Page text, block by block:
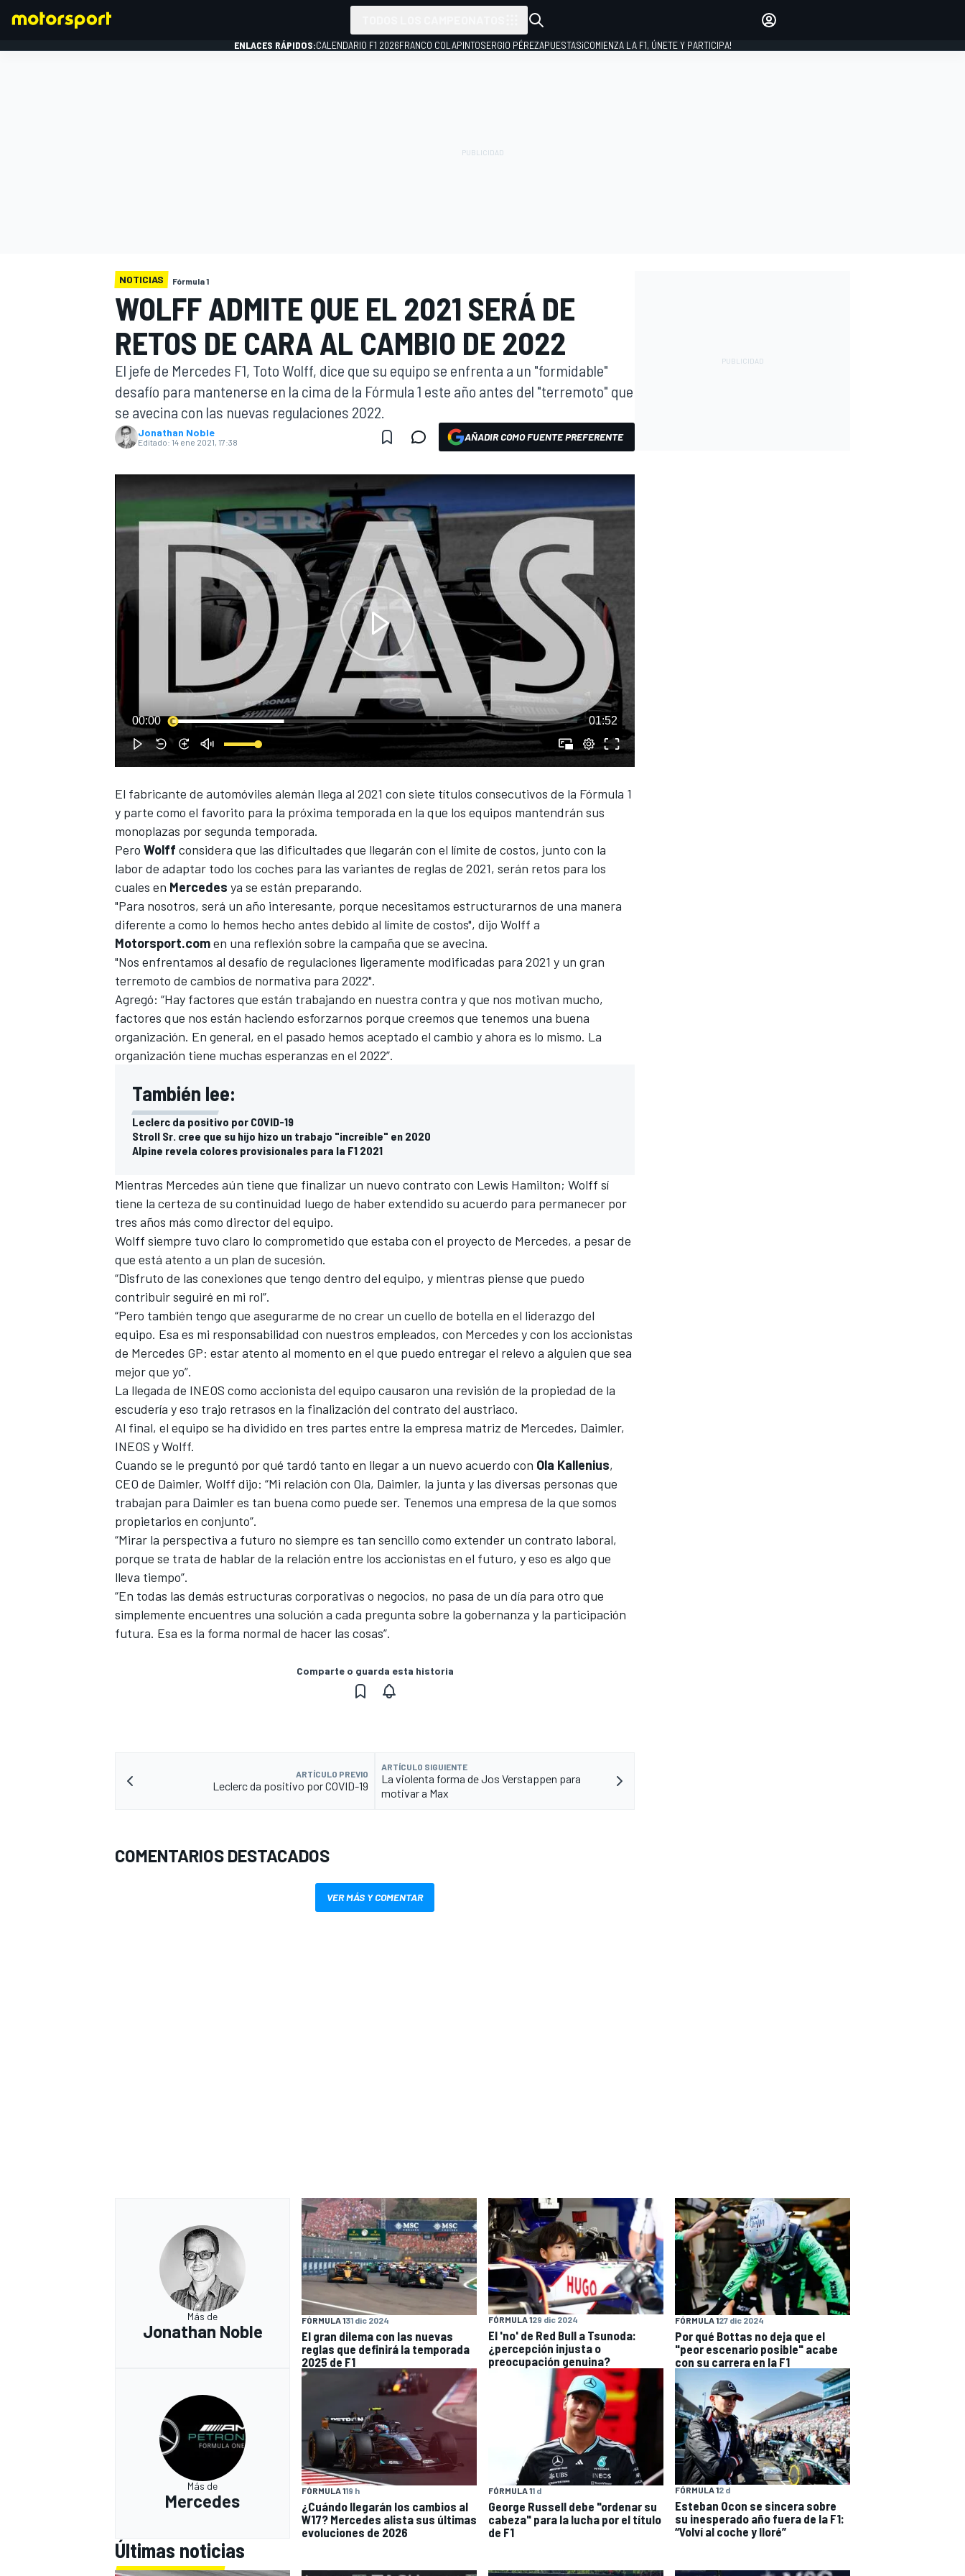
INDYCAR
FÓRMULA E
WRC
INICIAR SESIÓN
ENLACES RÁPIDOS:CALENDARIO F1 2026FRANCO COLAPINTOSERGIO PÉREZAPUESTAS¡COMIENZA LA F1, ÚNETE Y PARTICIPA!
NOTICIAS Fórmula 1
WOLFF ADMITE QUE EL 2021 SERÁ DE
RETOS DE CARA AL CAMBIO DE 2022
El jefe de Mercedes F1, Toto Wolff, dice que su equipo se enfrenta a un "formidable"
desafío para mantenerse en la cima de la Fórmula 1 este año antes del "terremoto" que
se avecina con las nuevas regulaciones 2022.
Jonathan Noble
Editado: 14 ene 2021, 17:38 AÑADIR COMO FUENTE PREFERENTE
00:00 01:52
El fabricante de automóviles alemán llega al 2021 con siete títulos consecutivos de la Fórmula 1
y parte como el favorito para la próxima temporada en la que los equipos mantendrán sus
monoplazas por segunda temporada.
Pero Wolff considera que las dificultades que llegarán con el límite de costos, junto con la
labor de adaptar todo los coches para las variantes de reglas de 2021, serán retos para los
cuales en Mercedes ya se están preparando.
"Para nosotros, será un año interesante, porque necesitamos estructurarnos de una manera
diferente a como lo hemos hecho antes debido al límite de costos", dijo Wolff a
Motorsport.comen una reflexión sobre la campaña que se avecina.
"Nos enfrentamos al desafío de regulaciones ligeramente modificadas para 2021 y un gran
terremoto de cambios de normativa para 2022".
Agregó: “Hay factores que están trabajando en nuestra contra y que nos motivan mucho,
factores que nos están haciendo esforzarnos porque creemos que tenemos una buena
organización. En general, en el pasado hemos aceptado el cambio y ahora es lo mismo. La
organización tiene muchas esperanzas en el 2022”.
También lee:
Leclerc da positivo por COVID-19
Stroll Sr. cree que su hijo hizo un trabajo "increíble" en 2020
Alpine revela colores provisionales para la F1 2021
Mientras Mercedes aún tiene que finalizar un nuevo contrato con Lewis Hamilton; Wolff sí
tiene la certeza de su continuidad luego de haber extendido su acuerdo para permanecer por
tres años más como director del equipo.
Wolff siempre tuvo claro lo comprometido que estaba con el proyecto de Mercedes, a pesar de
que está atento a un plan de sucesión.
“Disfruto de las conexiones que tengo dentro del equipo, y mientras piense que puedo
contribuir seguiré en mi rol”.
“Pero también tengo que asegurarme de no crear un cuello de botella en el liderazgo del
equipo. Esa es mi responsabilidad con nuestros empleados, con Mercedes y con los accionistas
de Mercedes GP: estar atento al momento en el que puedo entregar el relevo a alguien que sea
mejor que yo”.
La llegada de INEOS como accionista del equipo causaron una revisión de la propiedad de la
escudería y eso trajo retrasos en la finalización del contrato del austriaco.
Al final, el equipo se ha dividido en tres partes entre la empresa matriz de Mercedes, Daimler,
INEOS y Wolff.
Cuando se le preguntó por qué tardó tanto en llegar a un nuevo acuerdo con Ola Kallenius,
CEO de Daimler, Wolff dijo: “Mi relación con Ola, Daimler, la junta y las diversas personas que
trabajan para Daimler es tan buena como puede ser. Tenemos una empresa de la que somos
propietarios en conjunto”.
“Mirar la perspectiva a futuro no siempre es tan sencillo como extender un contrato laboral,
porque se trata de hablar de la relación entre los accionistas en el futuro, y eso es algo que
lleva tiempo”.
“En todas las demás estructuras corporativas o negocios, no pasa de un día para otro que
simplemente encuentres una solución a cada pregunta sobre la gobernanza y la participación
futura. Esa es la forma normal de hacer las cosas”.
Comparte o guarda esta historia
ARTÍCULO PREVIO
Leclerc da positivo por COVID-19
ARTÍCULO SIGUIENTE
La violenta forma de Jos Verstappen para
motivar a Max
COMENTARIOS DESTACADOS
VER MÁS Y COMENTAR
Más de
Jonathan Noble
FÓRMULA 131 dic 2024
El gran dilema con las nuevas
reglas que definirá la temporada
2025 de F1
FÓRMULA 129 dic 2024
El 'no' de Red Bull a Tsunoda:
¿percepción injusta o
preocupación genuina?
FÓRMULA 127 dic 2024
Por qué Bottas no deja que el
"peor escenario posible" acabe
con su carrera en la F1
Más de
Mercedes
FÓRMULA 119 h
¿Cuándo llegarán los cambios al
W17? Mercedes alista sus últimas
evoluciones de 2026
FÓRMULA 11 d
George Russell debe "ordenar su
cabeza" para la lucha por el título
de F1
FÓRMULA 12 d
Esteban Ocon se sincera sobre
su inesperado año fuera de la F1:
“Volví al coche y lloré”
Últimas noticias